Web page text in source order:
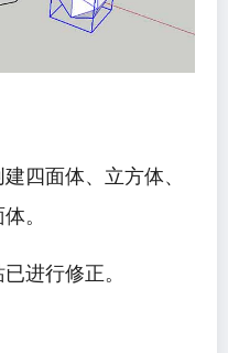
四面体、立方体、
。
进行修正。